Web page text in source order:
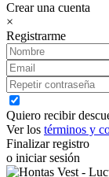
Crear una cuenta
×
Registrarme
Quiero recibir
Ver los términos y
Finalizar registro
o iniciar sesión